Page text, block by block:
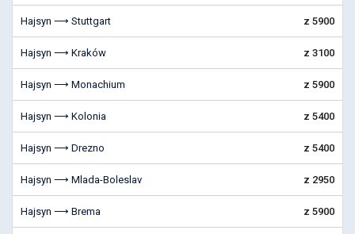
Hajsyn ⟶ Stuttgart z 5900
Hajsyn ⟶ Kraków z 3100
Hajsyn ⟶ Monachium z 5900
Hajsyn ⟶ Kolonia z 5400
Hajsyn ⟶ Drezno z 5400
Hajsyn ⟶ Mlada-Boleslav z 2950
Hajsyn ⟶ Brema z 5900